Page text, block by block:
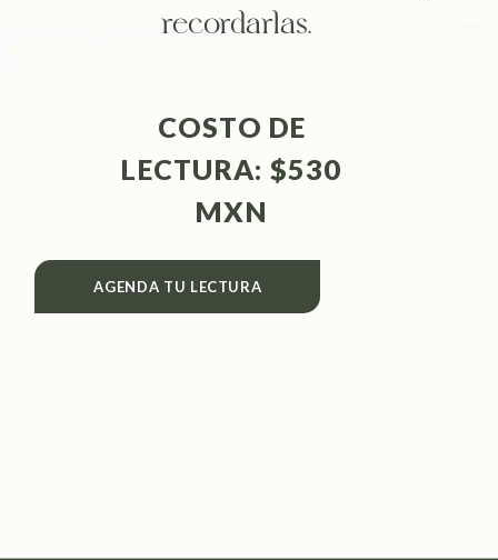
recordarlas.
COSTO DE
LECTURA: $530
MXN
AGENDA TU LECTURA